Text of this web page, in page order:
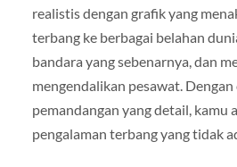
realistis dengan grafik yang
terbang ke berbagai belahan
bandara yang sebenarnya, dan
mengendalikan pesawat. Dengan
pemandangan yang detail, kamu
pengalaman terbang yang tidak